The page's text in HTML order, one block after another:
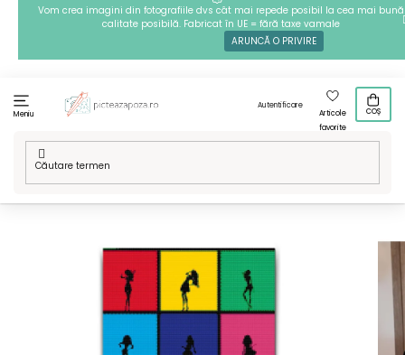
conținut
Vom crea imagini din fotografiile dvs cât mai repede posibil la cea mai bună
calitate posibilă. Fabricat în UE = fără taxe vamale
ARUNCĂ O PRIVIRE
Meniu
Autentificare
Articole
favorite
COȘ
Acasă
/ Tehnici / Goblenuri cu diamante / Modelele noastre /
Goblenuri cu diamante - 12 camere